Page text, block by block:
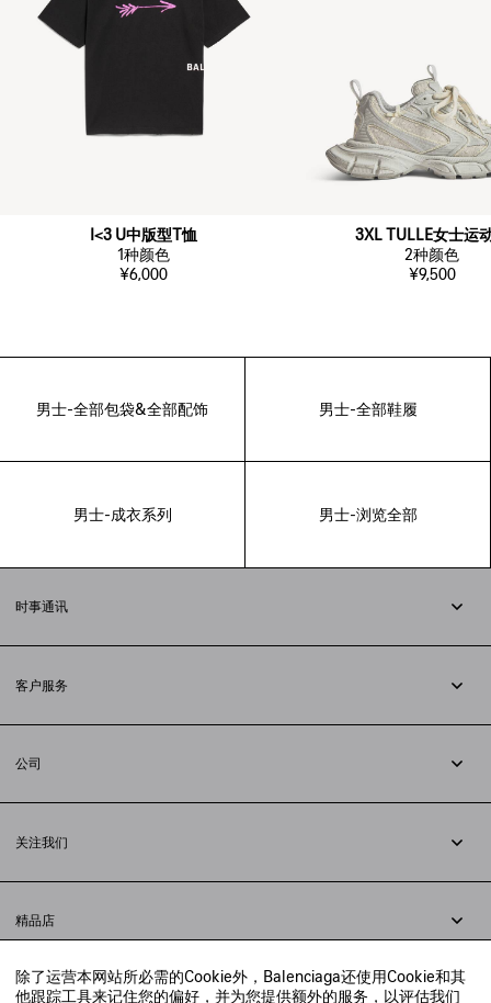
除了运营本网站所必需的Cookie外，Balenciaga还使用Cookie和其
他跟踪工具来记住您的偏好，并为您提供额外的服务，以评估我们
I<3 U中版型T恤
1种颜色
¥6,000
3XL TULLE女士运
2种颜色
¥9,500
男士-全部包袋&全部配饰 男士-全部鞋履
男士-成衣系列 男士-浏览全部
时事通讯
客户服务
配送方式
支付
常见问题解答
公司
法律问题
联合国世界粮食计划署
举报平台
关注我们
小红书
精品店
寻找附近的精品店
实时聊天客服